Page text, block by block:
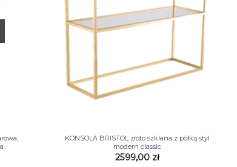
KONSOLA BRISTOL złoto szklana z półką styl
modern classic
2599,00 zł